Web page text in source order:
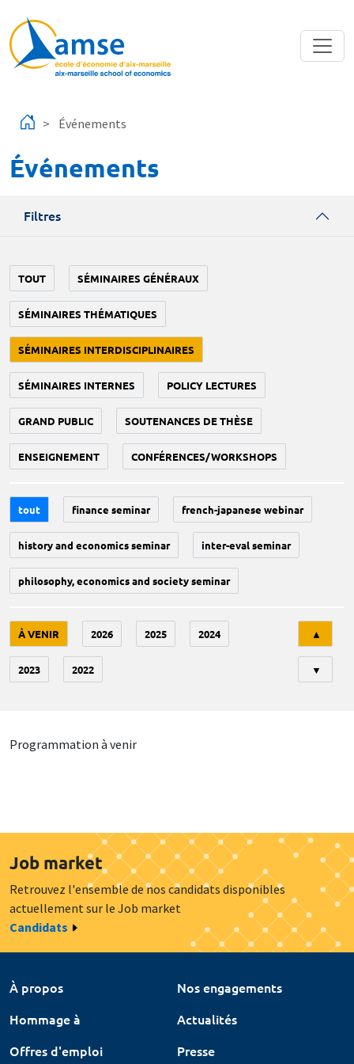
Événements
Événements
Filtres
TOUT SÉMINAIRES GÉNÉRAUX
SÉMINAIRES THÉMATIQUES
SÉMINAIRES INTERDISCIPLINAIRES
SÉMINAIRES INTERNES POLICY LECTURES
GRAND PUBLIC SOUTENANCES DE THÈSE
ENSEIGNEMENT CONFÉRENCES/WORKSHOPS
tout finance seminar french-japanese webinar
history and economics seminar inter-eval seminar
philosophy, economics and society seminar
À VENIR 2026 2025 2024
2023 2022
▲
▼
Programmation à venir
Job market
Retrouvez l'ensemble de nos candidats disponibles
actuellement sur le Job market
Candidats
À propos
Nos engagements
Hommage à
Actualités
Offres d'emploi
Presse